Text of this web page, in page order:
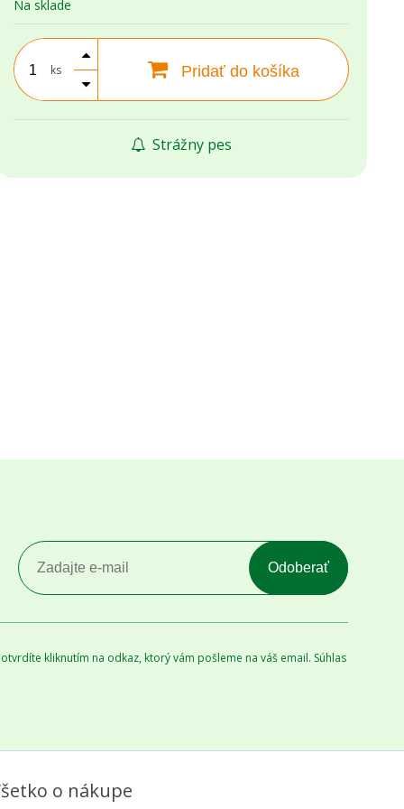
Na sklade
ks Pridať do košíka
Strážny pes
Odoberať
kliknutím na odkaz, ktorý vám pošleme na váš email. Súhlas
o nákupe